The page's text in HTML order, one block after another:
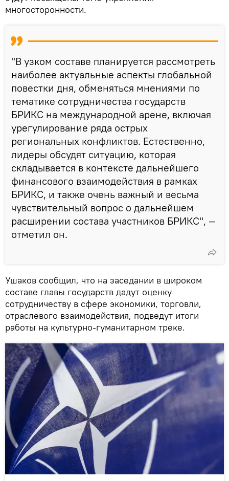
многосторонности.
"В узком составе планируется рассмотреть
наиболее актуальные аспекты глобальной
повестки дня, обменяться мнениями по
тематике сотрудничества государств
БРИКС на международной арене, включая
урегулирование ряда острых
региональных конфликтов. Естественно,
лидеры обсудят ситуацию, которая
складывается в контексте дальнейшего
финансового взаимодействия в рамках
БРИКС, и также очень важный и весьма
чувствительный вопрос о дальнейшем
расширении состава участников БРИКС", —
отметил он.
Ушаков сообщил, что на заседании в широком
составе главы государств дадут оценку
сотрудничеству в сфере экономики, торговли,
отраслевого взаимодействия, подведут итоги
работы на культурно-гуманитарном треке.